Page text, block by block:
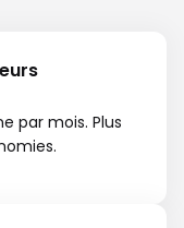
par mois. Plus